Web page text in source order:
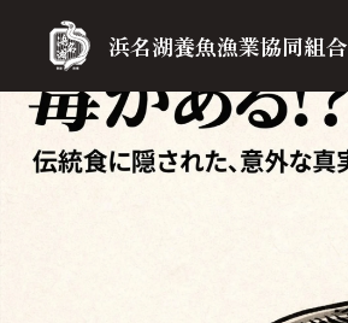
浜名湖養魚漁業協同組合